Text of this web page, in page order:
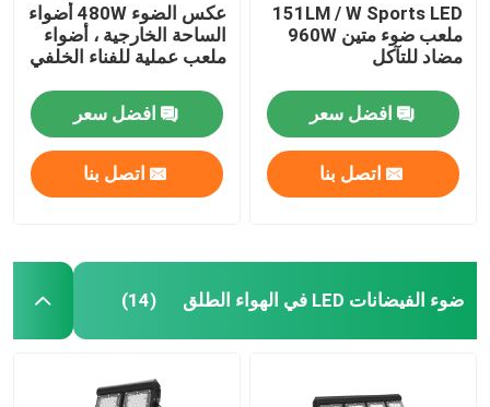
151LM / W Sports LED
ملعب ضوء متين 960W
مضاد للتآكل
افضل سعر
اتصل بنا
عكس الضوء 480W أضواء
الساحة الخارجية ، أضواء
ملعب عملية للفناء الخلفي
افضل سعر
اتصل بنا
ضوء الفيضانات LED في الهواء الطلق (14)